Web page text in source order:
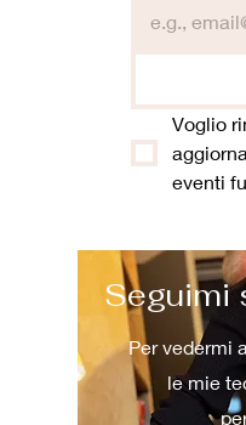
Voglio
eventi
Seguimi
Per vedermi
le mie